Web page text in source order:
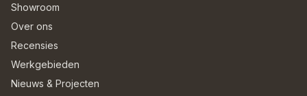
Showroom
Over ons
Recensies
Werkgebieden
Nieuws & Projecten